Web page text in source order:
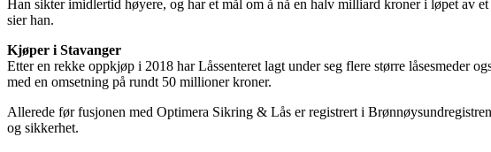
Han sikter imidlertid høyere, og har et mål om å nå en halv milliard kroner i løpet av
sier han.
Kjøper i Stavanger
Etter en rekke oppkjøp i 2018 har Låssenteret lagt under seg flere større låsesmeder
med en omsetning på rundt 50 millioner kroner.
Allerede før fusjonen med Optimera Sikring & Lås er registrert i
og sikkerhet.